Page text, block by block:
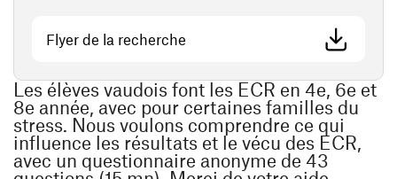
Flyer de la recherche (ouvre une nouvelle fenêtre)
Les élèves vaudois font les ECR en 4e, 6e et
8e année, avec pour certaines familles du
stress. Nous voulons comprendre ce qui
influence les résultats et le vécu des ECR,
avec un questionnaire anonyme de 43